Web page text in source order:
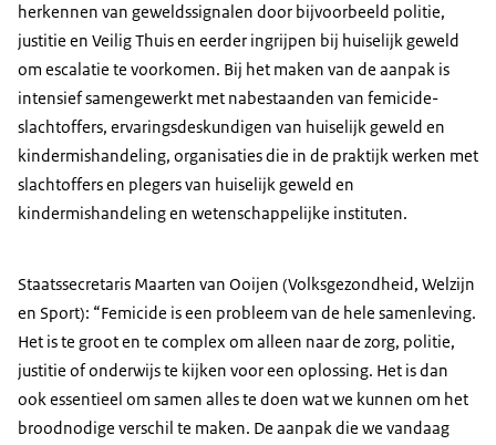
herkennen van geweldssignalen door bijvoorbeeld politie,
justitie en Veilig Thuis en eerder ingrijpen bij huiselijk geweld
om escalatie te voorkomen. Bij het maken van de aanpak is
intensief samengewerkt met nabestaanden van femicide-
slachtoffers, ervaringsdeskundigen van huiselijk geweld en
kindermishandeling, organisaties die in de praktijk werken met
slachtoffers en plegers van huiselijk geweld en
kindermishandeling en wetenschappelijke instituten.
Staatssecretaris Maarten van Ooijen (Volksgezondheid, Welzijn
en Sport): “Femicide is een probleem van de hele samenleving.
Het is te groot en te complex om alleen naar de zorg, politie,
justitie of onderwijs te kijken voor een oplossing. Het is dan
ook essentieel om samen alles te doen wat we kunnen om het
broodnodige verschil te maken. De aanpak die we vandaag